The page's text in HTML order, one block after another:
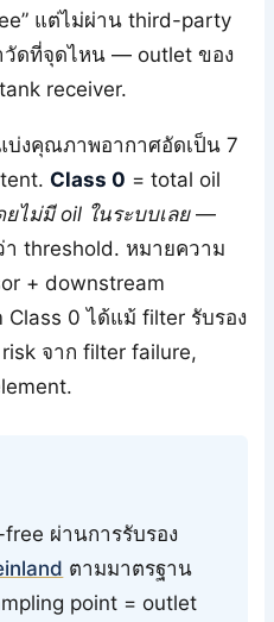
แต่ไม่ผ่าน third-party
วัดที่จุดไหน — outlet ของ
receiver.
บ่งคุณภาพอากาศอัดเป็น 7
Class 0 = total oil
ยไม่มี oil ในระบบเลย—
threshold. หมายความ
+ downstream
Class 0 ได้แม้ filter รับรอง
จาก filter failure,
ผ่านการรับรอง
ตามมาตรฐาน
point = outlet